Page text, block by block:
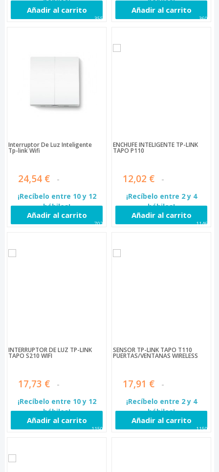
Añadir al carrito
3556
Añadir al carrito
3603
Interruptor De Luz Inteligente
Tp-link Wifi
24,54 €
¡Recíbelo entre 10 y 12
hábiles!
Añadir al carrito
7021
ENCHUFE INTELIGENTE TP-LINK
TAPO P110
12,02 €
¡Recíbelo entre 2 y 4
hábiles!
Añadir al carrito
11465
INTERRUPTOR DE LUZ TP-LINK
TAPO S210 WIFI
17,73 €
¡Recíbelo entre 10 y 12
hábiles!
Añadir al carrito
11507
SENSOR TP-LINK TAPO T110
PUERTAS/VENTANAS WIRELESS
17,91 €
¡Recíbelo entre 2 y 4
hábiles!
Añadir al carrito
11508